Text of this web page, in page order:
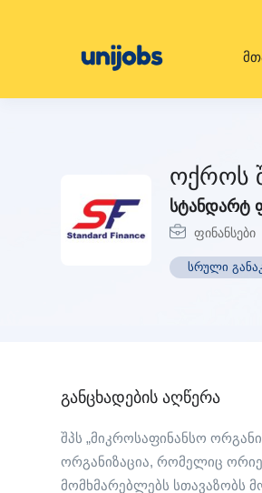
ოქროს
სტანდარტ
ფინანსები
სრული
განცხადების აღწერა
შპს „მიკროსაფინანსო
ორგანიზაცია, რომელიც
მომხმარებლებს სთავაზობს